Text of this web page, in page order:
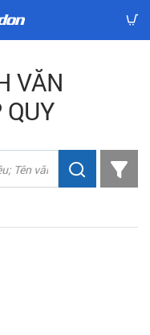
VĂN